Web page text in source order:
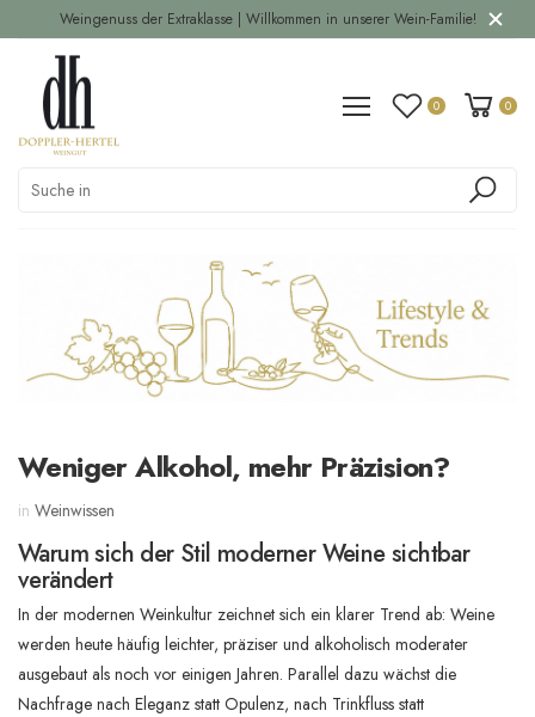
Weingenuss der Extraklasse | Willkommen in unserer Wein-Familie!
0 0
Weniger Alkohol, mehr Präzision?
in Weinwissen
Warum sich der Stil moderner Weine sichtbar
verändert
In der modernen Weinkultur zeichnet sich ein klarer Trend ab: Weine
werden heute häufig leichter, präziser und alkoholisch moderater
ausgebaut als noch vor einigen Jahren. Parallel dazu wächst die
Nachfrage nach Eleganz statt Opulenz, nach Trinkfluss statt